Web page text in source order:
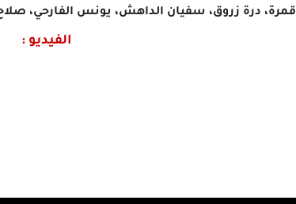
قمرة، درة زروق، سفيان الداهش، يونس الفارحي،
الفيديو :